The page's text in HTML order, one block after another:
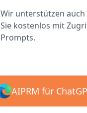
Wir unterstützen
Sie kostenlos mit
Prompts.
AIPRM für